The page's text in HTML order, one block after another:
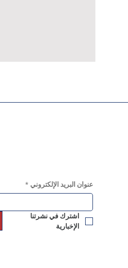
عنوان البريد الإلكتروني *
الإخبارية